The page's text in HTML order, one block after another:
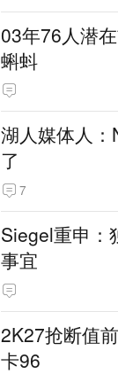
03年76人潜
蝌蚪
湖人媒体人
了
7
Siegel重申：
事宜
2K27抢断值
卡96